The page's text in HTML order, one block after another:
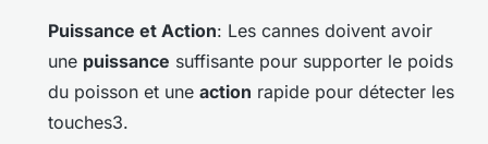
Puissance et Action: Les cannes doivent avoir
une puissance suffisante pour supporter le poids
du poisson et une action rapide pour détecter les
touches3.